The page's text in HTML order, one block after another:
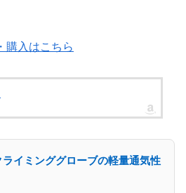
購入はこちら
イミンググローブの軽量通気性